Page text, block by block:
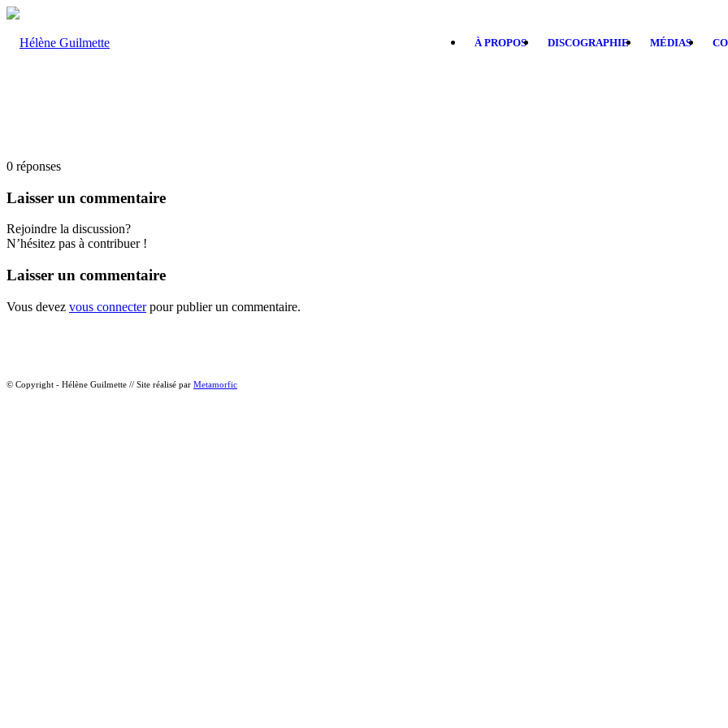
À PROPOS DISCOGRAPHIE MÉDIAS
0 réponses
Laisser un commentaire
Rejoindre la discussion?
N’hésitez pas à contribuer !
Laisser un commentaire
Vous devez vous connecterpour publier un commentaire.
© Copyright - Hélène Guilmette // Site réalisé par Metamorfic